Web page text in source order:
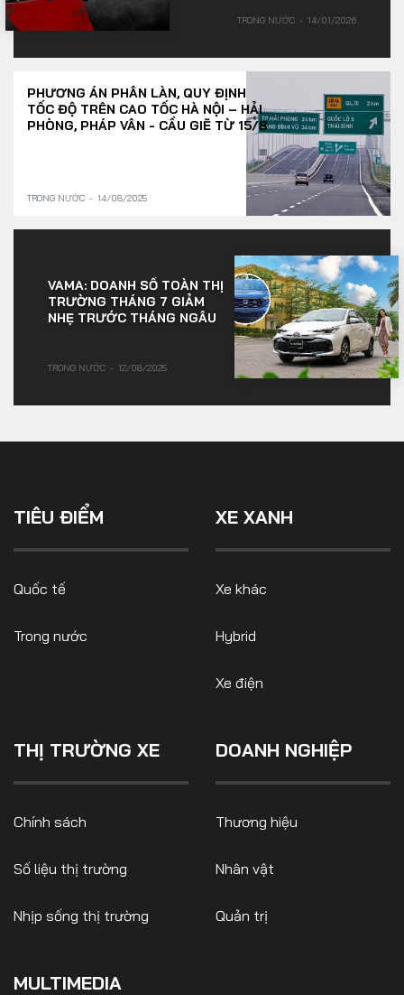
TRONG NƯỚC 14/01/2026
PHƯƠNG ÁN PHÂN LÀN, QUY ĐỊNH
TỐC ĐỘ TRÊN CAO TỐC HÀ NỘI – HẢI
PHÒNG, PHÁP VÂN - CẦU GIẼ TỪ 15/8
TRONG NƯỚC 14/08/2025
VAMA: DOANH SỐ TOÀN THỊ
TRƯỜNG THÁNG 7 GIẢM
NHẸ TRƯỚC THÁNG NGÂU
TRONG NƯỚC 12/08/2025
TIÊU ĐIỂM
Quốc tế
Trong nước
XE XANH
Xe khác
Hybrid
Xe điện
THỊ TRƯỜNG XE
Chính sách
Số liệu thị trường
Nhịp sống thị trường
DOANH NGHIỆP
Thương hiệu
Nhân vật
Quản trị
MULTIMEDIA